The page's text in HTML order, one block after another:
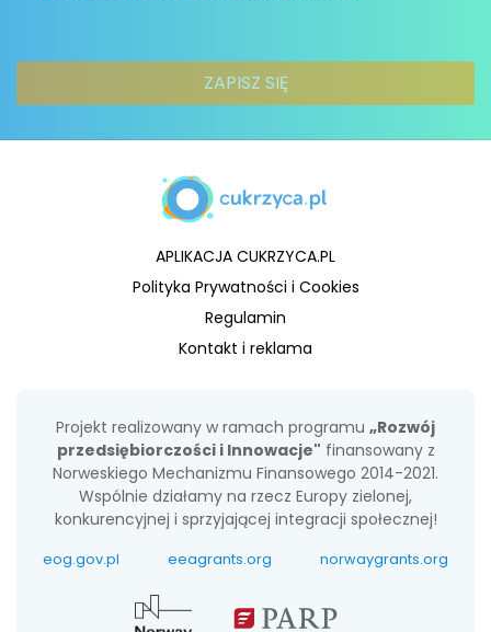
APLIKACJA CUKRZYCA.PL
Polityka Prywatności i Cookies
Regulamin
Kontakt i reklama
Projekt realizowany w ramach programu „Rozwój
przedsiębiorczości i Innowacje" finansowany z
Norweskiego Mechanizmu Finansowego 2014-2021.
Wspólnie działamy na rzecz Europy zielonej,
konkurencyjnej i sprzyjającej integracji społecznej!
eog.gov.pl eeagrants.org norwaygrants.org